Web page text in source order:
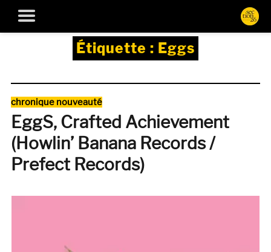
Étiquette : Eggs
Catégories
chronique nouveauté
EggS, Crafted Achievement
(Howlin’ Banana Records /
Prefect Records)